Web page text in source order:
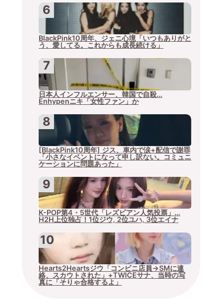
BlackPink10周年、ジェニ心境「いつもありがと
う、愛してる。これからも成長続ける」
日本人インフルエンサー、韓国で自殺…
Enhypenニキ「女性ファン」か
[BlackPink10周年] ジス、車内で涙+配信で謝罪
「小さなイベントになって申し訳ない。コミュニ
ケーションに問題あった」
K-POP第4・5世代「レズビアン人気投票」…
H2H上位独占！1位ジウ, 2位ユハ, 3位エイナ
Hearts2Heartsジウ「コンビニ店員→SMに連
絡、スカウトされた」+TWICEサナ、当時の写
真に「そりゃ合格するよ」